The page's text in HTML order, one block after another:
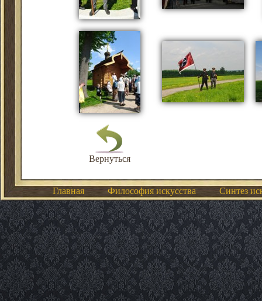
Вернуться
Главная Философия искусства Синтез